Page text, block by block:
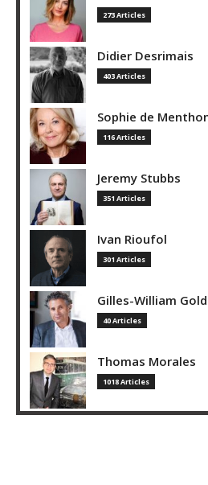
273 Articles
Didier Desrimais
403 Articles
Sophie de
116 Articles
Jeremy Stubbs
351 Articles
Ivan Rioufol
301 Articles
Gilles-William
40 Articles
Thomas Morales
1018 Articles